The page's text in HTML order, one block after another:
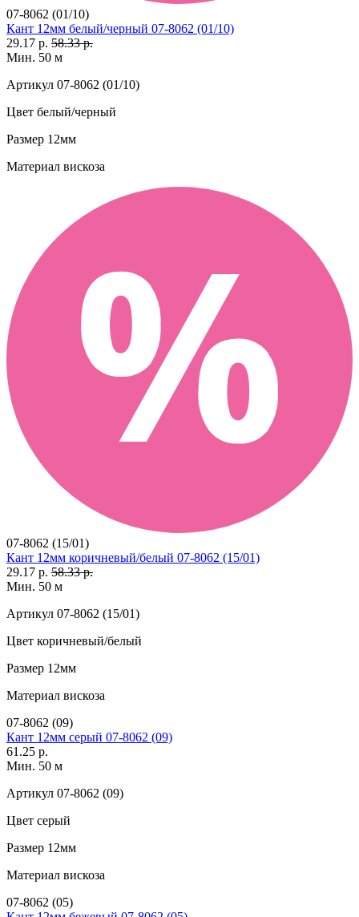
07-8062 (01/10)
Кант 12мм белый/черный 07-8062 (01/10)
29.17 р. 58.33 р.
Мин. 50 м
Артикул 07-8062 (01/10)
Цвет белый/черный
Размер 12мм
Материал вискоза
07-8062 (15/01)
Кант 12мм коричневый/белый 07-8062 (15/01)
29.17 р. 58.33 р.
Мин. 50 м
Артикул 07-8062 (15/01)
Цвет коричневый/белый
Размер 12мм
Материал вискоза
07-8062 (09)
Кант 12мм серый 07-8062 (09)
61.25 р.
Мин. 50 м
Артикул 07-8062 (09)
Цвет серый
Размер 12мм
Материал вискоза
07-8062 (05)